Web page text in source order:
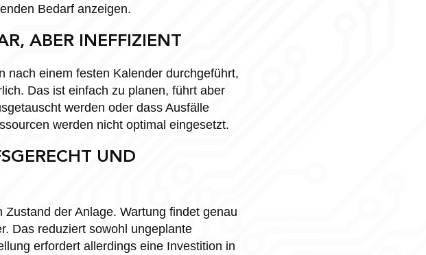
Bedarf anzeigen.
ABER INEFFIZIENT
nach einem festen Kalender durchgeführt,
Das ist einfach zu planen, führt aber
werden oder dass Ausfälle
werden nicht optimal eingesetzt.
UND
der Anlage. Wartung findet genau
Das reduziert sowohl ungeplante
erfordert allerdings eine Investition in